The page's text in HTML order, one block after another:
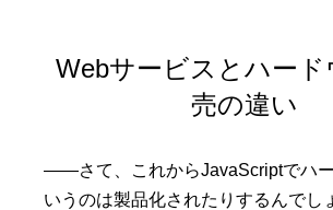
Webサービスとハード
売の違い
——さて、これからJavaScriptでハ
いうのは製品化されたりするんでし